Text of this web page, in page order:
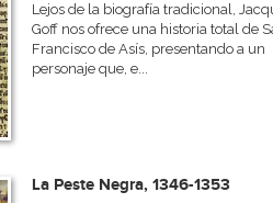
Lejos de la biografía tradicional,
Goff nos ofrece una historia total de
Francisco de Asís, presentando a un
personaje que, e...
La Peste Negra, 1346-1353